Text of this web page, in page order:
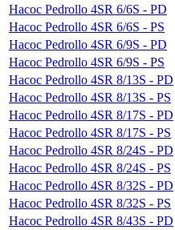
Насос Pedrollo 4SR 6/6S - PD
Насос Pedrollo 4SR 6/6S - PS
Насос Pedrollo 4SR 6/9S - PD
Насос Pedrollo 4SR 6/9S - PS
Насос Pedrollo 4SR 8/13S - PD
Насос Pedrollo 4SR 8/13S - PS
Насос Pedrollo 4SR 8/17S - PD
Насос Pedrollo 4SR 8/17S - PS
Насос Pedrollo 4SR 8/24S - PD
Насос Pedrollo 4SR 8/24S - PS
Насос Pedrollo 4SR 8/32S - PD
Насос Pedrollo 4SR 8/32S - PS
Насос Pedrollo 4SR 8/43S - PD